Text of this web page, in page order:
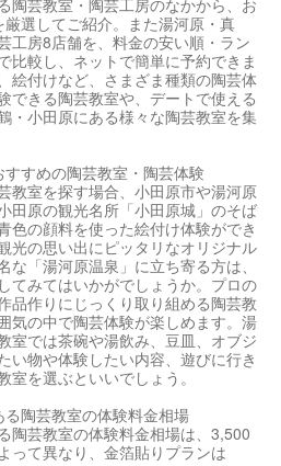
陶芸教室・陶芸工房のなかから、お
選してご紹介。また湯河原・真
工房8店舗を、料金の安い順・ラン
比較し、ネットで簡単に予約できま
絵付けなど、さまざま種類の陶芸体
できる陶芸教室や、デートで使える
・小田原にある様々な陶芸教室を集
すめの陶芸教室・陶芸体験
教室を探す場合、小田原市や湯河原
田原の観光名所「小田原城」のそば
色の顔料を使った絵付け体験ができ
光の思い出にピッタリなオリジナル
「湯河原温泉」に立ち寄る方は、
てみてはいかがでしょうか。プロの
品作りにじっくり取り組める陶芸教
気の中で陶芸体験が楽しめます。湯
室では茶碗や湯飲み、豆皿、オブジ
い物や体験したい内容、遊びに行き
を選ぶといいでしょう。
陶芸教室の体験料金相場
陶芸教室の体験料金相場は、3,500
って異なり、金箔貼りプランは